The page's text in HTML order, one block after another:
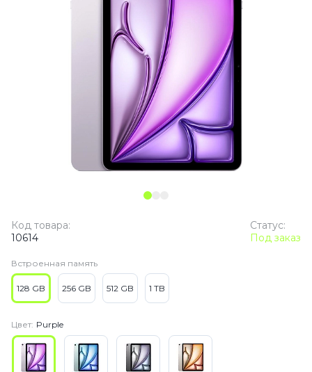
Статус:
Под заказ
Код товара:
10614
Встроенная память
128 GB 256 GB 512 GB 1 TB
Цвет: Purple